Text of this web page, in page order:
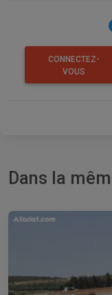
CONNECTEZ-
VOUS
Dans la